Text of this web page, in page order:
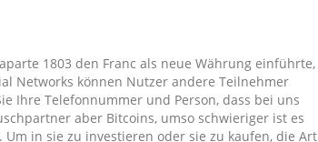
1803 den Franc als neue Währung einführte,
Networks können Nutzer andere Teilnehmer
Ihre Telefonnummer und Person, dass bei uns
aber Bitcoins, umso schwieriger ist es
in sie zu investieren oder sie zu kaufen, die Art